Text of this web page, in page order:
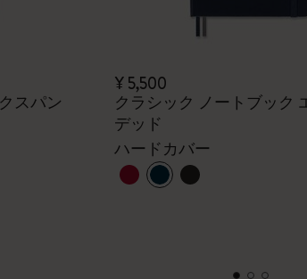
スパン
¥ 5,500
クラシック ノートブック
デッド
ハードカバー